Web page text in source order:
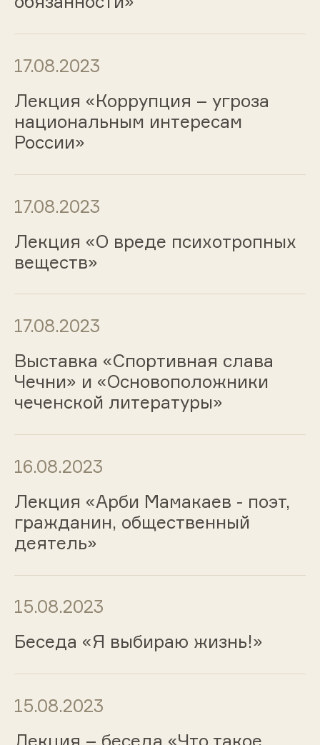
17.08.2023
Лекция «Коррупция – угроза
национальным интересам
России»
17.08.2023
Лекция «О вреде психотропных
веществ»
17.08.2023
Выставка «Спортивная слава
Чечни» и «Основоположники
чеченской литературы»
16.08.2023
Лекция «Арби Мамакаев - поэт,
гражданин, общественный
деятель»
15.08.2023
Беседа «Я выбираю жизнь!»
15.08.2023